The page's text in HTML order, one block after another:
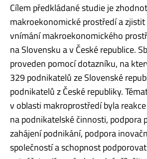
Cílem předkládané studie je
makroekonomické prostředí a
vnímání makroekonomického
na Slovensku a v České republice.
proveden pomocí dotazníku, na
329 podnikatelů ze Slovenské
podnikatelů z České republiky.
v oblasti makroprostředí byla
na podnikatelské činnosti, podpora
zahájení podnikání, podpora
společností a schopnost